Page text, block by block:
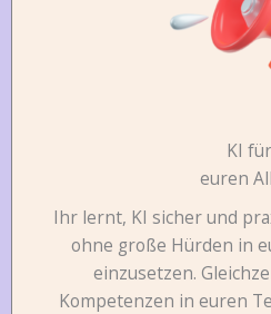
KI für
euren
Ihr lernt, KI sicher und
ohne große Hürden in
einzusetzen.
Kompetenzen in euren